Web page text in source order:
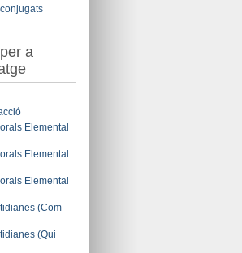
a
Elemental
Elemental
Elemental
(Com
(Qui